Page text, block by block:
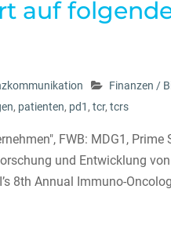
auf
Finanzen /
, patienten, pd1 , tcr, tcrs
FWB: MDG1,
und Entwicklung
8th Annual Immuno-